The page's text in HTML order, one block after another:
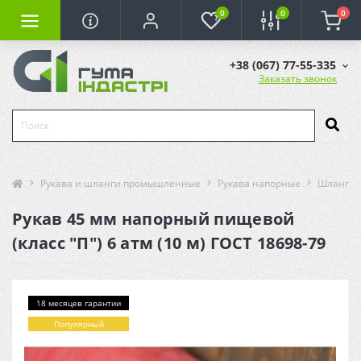
0 0 0
+38 (067) 77-55-335
Заказать звонок
Рукава и шланги промышленные Рукава напорные Шланг
Рукав 45 мм напорный пищевой
(класс "П") 6 атм (10 м) ГОСТ 18698-79
18 месяцев гарантии
Популярный